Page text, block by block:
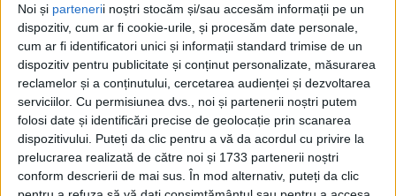
Noi și partenerii noștri stocăm și/sau accesăm informații pe un
dispozitiv, cum ar fi cookie-urile, și procesăm date personale,
cum ar fi identificatori unici și informații standard trimise de un
dispozitiv pentru publicitate și conținut personalizate, măsurarea
reclamelor și a conținutului, cercetarea audienței și dezvoltarea
serviciilor. Cu permisiunea dvs., noi și partenerii noștri putem
folosi date și identificări precise de geolocație prin scanarea
dispozitivului. Puteți da clic pentru a vă da acordul cu privire la
prelucrarea realizată de către noi și 1733 partenerii noștri
conform descrierii de mai sus. În mod alternativ, puteți da clic
EDUCAȚIE
Absolvenți din Liteni ai
Facultății de Inginerie
Alimentară Suceava s-au
întors în localitatea de
domiciliu pentru a lucra la
fabrica de procesare a
cărnii existentă. Fabrica
lucrează în trei schimburi
22 MAI, 2025